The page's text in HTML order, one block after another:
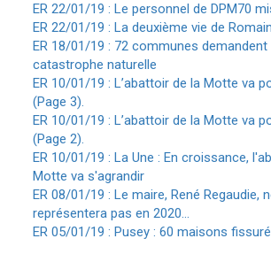
ER 22/01/19 : Le personnel de DPM70
ER 22/01/19 : La deuxième vie de
ER 18/01/19 : 72 communes demandent
catastrophe naturelle
ER 10/01/19 : L’abattoir de la Motte va
(Page 3).
ER 10/01/19 : L’abattoir de la Motte va
(Page 2).
ER 10/01/19 : La Une : En croissance,
Motte va s'agrandir
ER 08/01/19 : Le maire, René Regaudie,
représentera pas en 2020...
ER 05/01/19 : Pusey : 60 maisons